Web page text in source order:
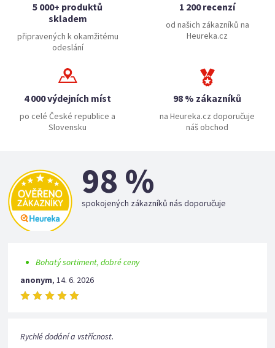
5 000+ produktů
skladem
připravených k okamžitému
odeslání
1 200 recenzí
od našich zákazníků na
Heureka.cz
4 000 výdejních míst
po celé České republice a
Slovensku
98 % zákazníků
na Heureka.cz doporučuje
náš obchod
98 %
spokojených zákazníků nás doporučuje
Bohatý sortiment, dobré ceny
anonym,14. 6. 2026
Rychlé dodání a vstřícnost.